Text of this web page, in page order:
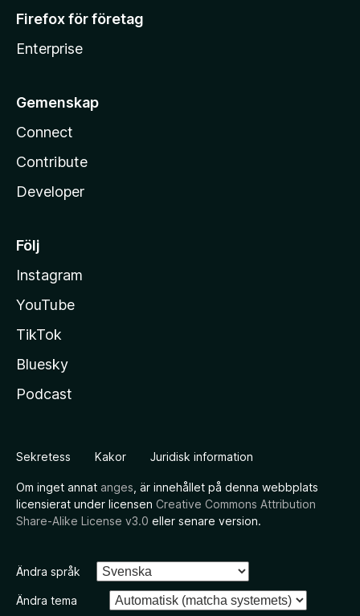
Firefox för företag
Enterprise
Gemenskap
Connect
Contribute
Developer
Följ
Instagram
YouTube
TikTok
Bluesky
Podcast
Sekretess Kakor Juridisk information
Om inget annat anges , är innehållet på denna webbplats
licensierat under licensen Creative Commons Attribution
Share-Alike License v3.0 eller senare version.
Ändra språk
Ändra tema